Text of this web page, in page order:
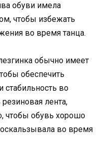
обуви имела
чтобы избежать
во время танца.
обычно имеет
обеспечить
во
лента,
чтобы обувь хорошо
во время